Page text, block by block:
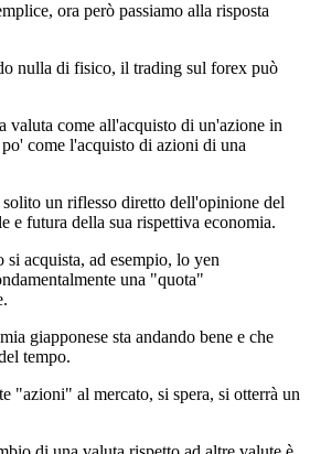
ora però passiamo alla risposta
nulla di fisico, il trading sul forex può
valuta come all'acquisto di un'azione in
come l'acquisto di azioni di una
un riflesso diretto dell'opinione del
e futura della sua rispettiva economia.
acquista, ad esempio, lo yen
una "quota"
giapponese sta andando bene e che
tempo.
"azioni" al mercato, si spera, si otterrà un